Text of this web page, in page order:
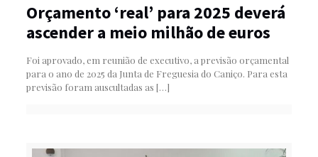
Orçamento ‘real’ para 2025 deverá
ascender a meio milhão de euros
Foi aprovado, em reunião de executivo, a previsão orçamental
para o ano de 2025 da Junta de Freguesia do Caniço. Para esta
previsão foram auscultadas as […]